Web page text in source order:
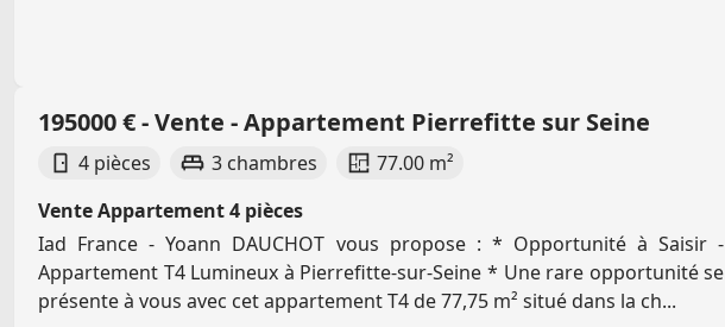
195000 € - Vente - Appartement Pierrefitte sur Seine
4 pièces 3 chambres
77.00 m²
Vente Appartement 4 pièces
Iad France - Yoann DAUCHOT vous propose : * Opportunité à Saisir -
Appartement T4 Lumineux à Pierrefitte-sur-Seine * Une rare opportunité se
présente à vous avec cet appartement T4 de 77,75 m² situé dans la ch...